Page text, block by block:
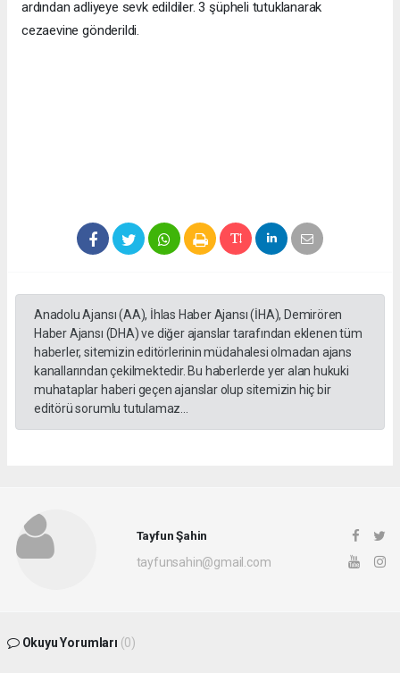
ardından adliyeye sevk edildiler. 3 şüpheli tutuklanarak
cezaevine gönderildi.
Anadolu Ajansı (AA), İhlas Haber Ajansı (İHA), Demirören
Haber Ajansı (DHA) ve diğer ajanslar tarafından eklenen tüm
haberler, sitemizin editörlerinin müdahalesi olmadan ajans
kanallarından çekilmektedir. Bu haberlerde yer alan hukuki
muhataplar haberi geçen ajanslar olup sitemizin hiç bir
editörü sorumlu tutulamaz...
Tayfun Şahin
tayfunsahin@gmail.com
Okuyu Yorumları (0)